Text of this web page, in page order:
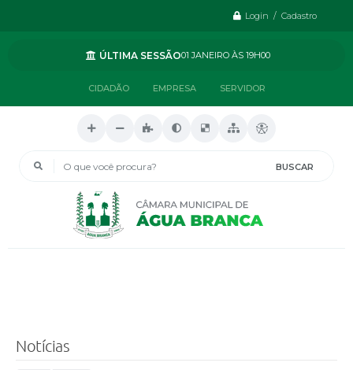
Login / Cadastro
O que você procura?
CIDADÃO EMPRESA SERVIDOR
ÚLTIMA SESSÃO01 JANEIRO 19H00
Notícias